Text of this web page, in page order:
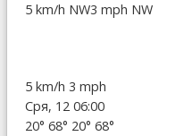
5 km/h NW3 mph NW
5 km/h 3 mph
Сря, 12 06:00
20° 68° 20° 68°